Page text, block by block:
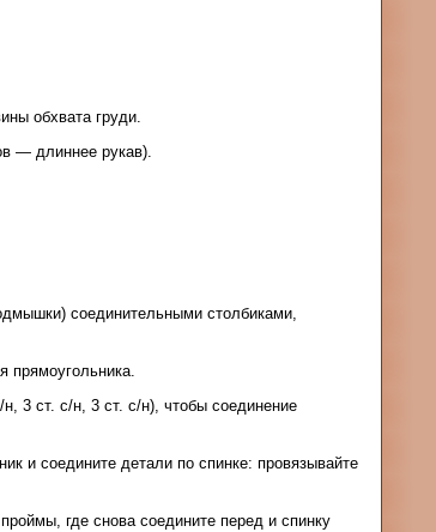
обхвата груди.
— длиннее рукав).
соединительными столбиками,
прямоугольника.
3 ст. с/н, 3 ст. с/н), чтобы соединение
и соедините детали по спинке: провязывайте
где снова соедините перед и спинку